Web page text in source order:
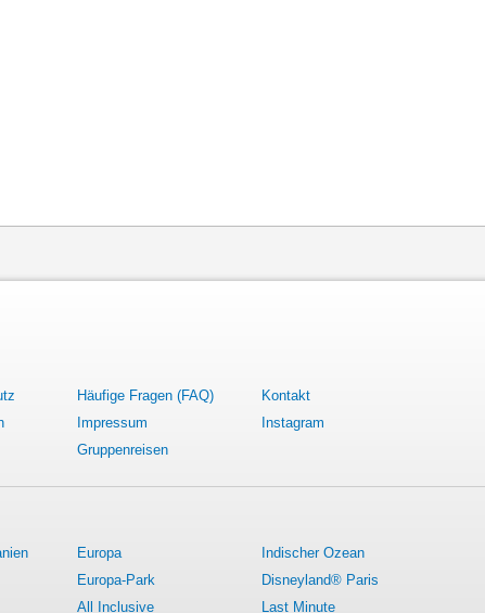
Häufige Fragen (FAQ)
Kontakt
Impressum
Instagram
Gruppenreisen
Europa
Indischer Ozean
Europa-Park
Disneyland® Paris
All Inclusive Last Minute